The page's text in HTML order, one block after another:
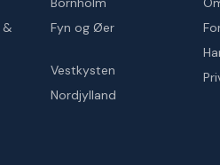
&
Fyn og Øer
Vestkysten
Nordjylland